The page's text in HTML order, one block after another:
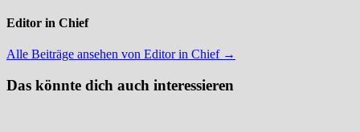
Editor in Chief
Alle Beiträge ansehen von Editor in Chief →
Das könnte dich auch interessieren